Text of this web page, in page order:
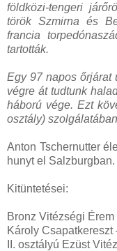
földközi-tengeri
török Szmirna és
francia
tartották.
Egy 97 napos őrjárat
végre át tudtunk
háború vége. Ezt
osztály)
Anton Tschernutter
hunyt el Salzburgban.
Kitüntetései:
Bronz Vitézségi
Károly Csapatkereszt
II. osztályú Ezüst